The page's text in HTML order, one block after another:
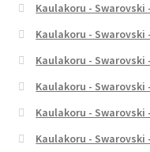
Kaulakoru - Swarovski
Kaulakoru - Swarovski
Kaulakoru - Swarovski
Kaulakoru - Swarovski
Kaulakoru - Swarovski
Kaulakoru - Swarovski